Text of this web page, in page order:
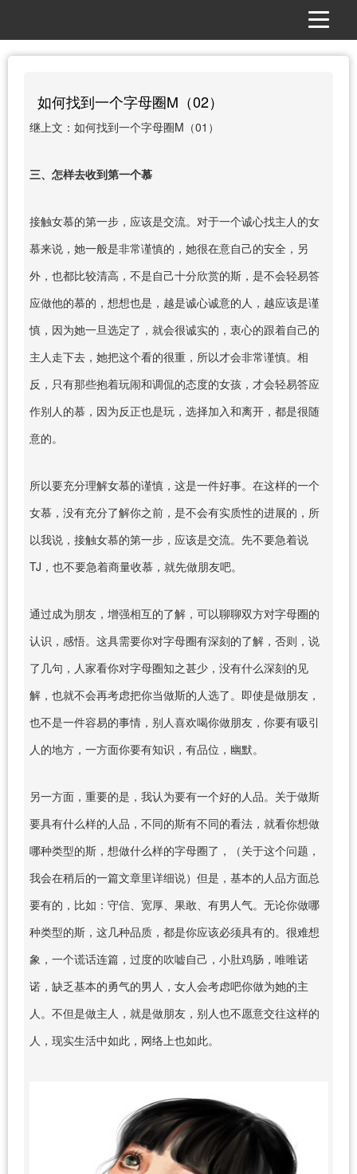
如何找到一个字母圈M（02）
继上文：如何找到一个字母圈M（01）
三、怎样去收到第一个慕
接触女慕的第一步，应该是交流。对于一个诚心找主人的女
慕来说，她一般是非常谨慎的，她很在意自己的安全，另
外，也都比较清高，不是自己十分欣赏的斯，是不会轻易答
应做他的慕的，想想也是，越是诚心诚意的人，越应该是谨
慎，因为她一旦选定了，就会很诚实的，衷心的跟着自己的
主人走下去，她把这个看的很重，所以才会非常谨慎。相
反，只有那些抱着玩闹和调侃的态度的女孩，才会轻易答应
作别人的慕，因为反正也是玩，选择加入和离开，都是很随
意的。
所以要充分理解女慕的谨慎，这是一件好事。在这样的一个
女慕，没有充分了解你之前，是不会有实质性的进展的，所
以我说，接触女慕的第一步，应该是交流。先不要急着说
TJ，也不要急着商量收慕，就先做朋友吧。
通过成为朋友，增强相互的了解，可以聊聊双方对字母圈的
认识，感悟。这具需要你对字母圈有深刻的了解，否则，说
了几句，人家看你对字母圈知之甚少，没有什么深刻的见
解，也就不会再考虑把你当做斯的人选了。即使是做朋友，
也不是一件容易的事情，别人喜欢喝你做朋友，你要有吸引
人的地方，一方面你要有知识，有品位，幽默。
另一方面，重要的是，我认为要有一个好的人品。关于做斯
要具有什么样的人品，不同的斯有不同的看法，就看你想做
哪种类型的斯，想做什么样的字母圈了，（关于这个问题，
我会在稍后的一篇文章里详细说）但是，基本的人品方面总
要有的，比如：守信、宽厚、果敢、有男人气。无论你做哪
种类型的斯，这几种品质，都是你应该必须具有的。很难想
象，一个谎话连篇，过度的吹嘘自己，小肚鸡肠，唯唯诺
诺，缺乏基本的勇气的男人，女人会考虑吧你做为她的主
人。不但是做主人，就是做朋友，别人也不愿意交往这样的
人，现实生活中如此，网络上也如此。